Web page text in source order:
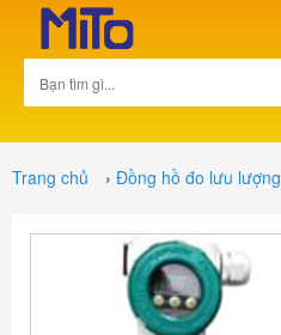
Trang chủ › Đồng hồ đo lưu lượng